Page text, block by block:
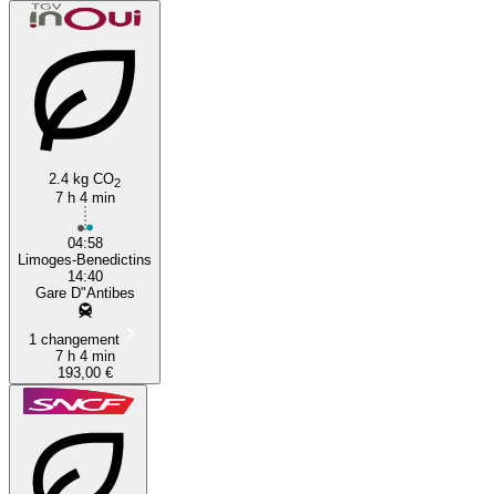
2.4 kg CO2
7 h 4 min
04:58
Limoges-Benedictins
14:40
Gare D"Antibes
1 changement
7 h 4 min
193,00 €